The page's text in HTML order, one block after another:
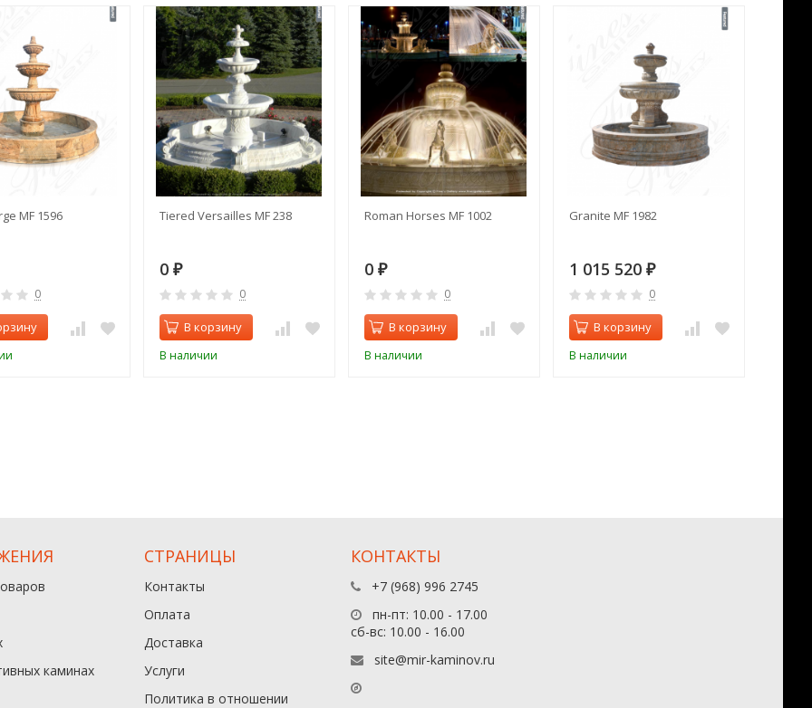
MF 1596
0
Tiered Versailles MF 238
0 ₽
0
В корзину
В наличии
Roman Horses MF 1002
0 ₽
0
В корзину
В наличии
Granite MF 1982
1 015 520 ₽
0
В корзину
В наличии
каминах
СТРАНИЦЫ
Контакты
Оплата
Доставка
Услуги
Политика в отношении
КОНТАКТЫ
+7 (968) 996 2745
пн-пт: 10.00 - 17.00
сб-вс: 10.00 - 16.00
site@mir-kaminov.ru